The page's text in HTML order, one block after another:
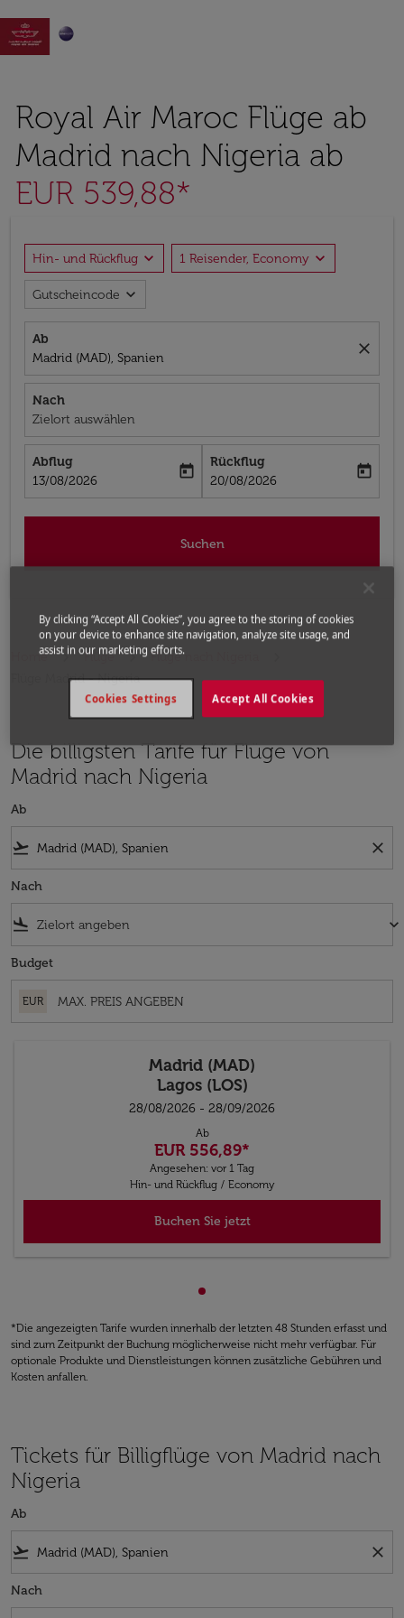

Royal Air Maroc Flüge ab
Madrid nach Nigeria ab
EUR 539,88*
Hin- und Rückflug expand_more 1 Reisender, Economy expand_more
Gutscheincode expand_more
Ab
Madrid (MAD), Spanien
close
Nach
Zielort auswählen
Abflug
fc-booking-departure-date-aria-label
13/08/2026
today
Rückflug
fc-booking-return-date-aria-label
20/08/2026
today
Suchen
Home Flüge
Flüge nach Nigeria
Flüge Madrid - Nigeria
Die billigsten Tarife für Flüge von
Madrid nach Nigeria
Ab
flight_takeoff close
Nach
flight_land keyboard_arrow_down
Budget
EUR
Madrid (MAD)
Lagos (LOS)
28/08/2026 - 28/09/2026
Ab
EUR 556,89*
Angesehen: vor 1 Tag
Hin- und Rückflug / Economy
Buchen Sie jetzt
zeigt cmp-pagination-
*Die angezeigten Tarife wurden innerhalb der letzten 48 Stunden erfasst und
sind zum Zeitpunkt der Buchung möglicherweise nicht mehr verfügbar. Für
optionale Produkte und Dienstleistungen können zusätzliche Gebühren und
Kosten anfallen.
Tickets für Billigflüge von Madrid nach
Nigeria
Ab
flight_takeoff close
Nach
By clicking “Accept All Cookies”, you agree to the storing of cookies
on your device to enhance site navigation, analyze site usage, and
assist in our marketing efforts.
Accept All Cookies
Cookies Settings